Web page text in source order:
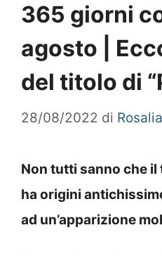
365 giorni
agosto |
del titolo di
28/08/2022 di
Non tutti sanno che il
ha origini
ad un’apparizione